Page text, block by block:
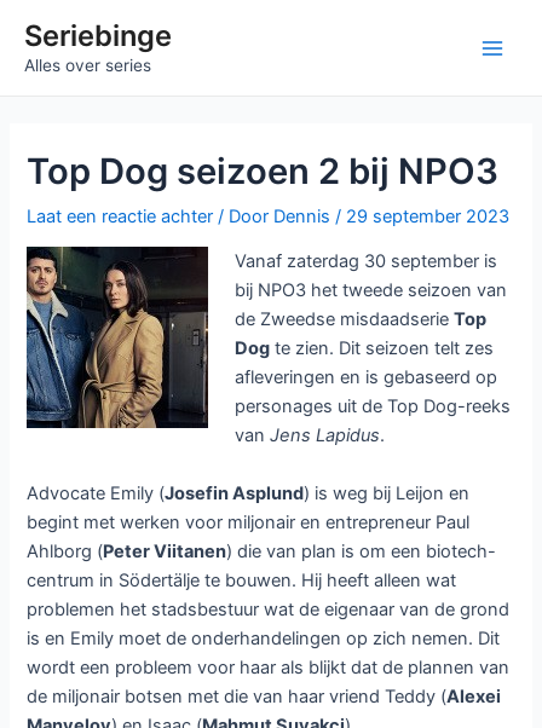
naarSeriebinge
Alles over series
Top Dog seizoen 2 bij NPO3
Laat een reactie achter / Door Dennis/ 29 september 2023
Vanaf zaterdag 30 september is
bij NPO3 het tweede seizoen van
de Zweedse misdaadserieTop
Dog te zien. Dit seizoen telt zes
afleveringen en is gebaseerd op
personages uit de Top Dog-reeks
vanJens Lapidus.
Advocate Emily (Josefin Asplund) is weg bij Leijon en
begint met werken voor miljonair en entrepreneur Paul
Ahlborg (Peter Viitanen) die van plan is om een biotech-
centrum in Södertälje te bouwen. Hij heeft alleen wat
problemen het stadsbestuur wat de eigenaar van de grond
is en Emily moet de onderhandelingen op zich nemen. Dit
wordt een probleem voor haar als blijkt dat de plannen van
de miljonair botsen met die van haar vriend Teddy (Alexei